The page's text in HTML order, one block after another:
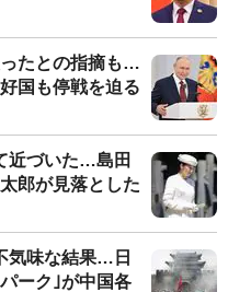
たとの指摘も…
国も停戦を迫る
近づいた…島田
郎が見落とした
気味な結果…日
ーク｣が中国各